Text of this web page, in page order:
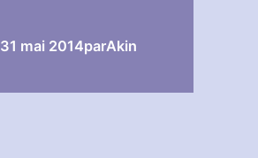
31 mai 2014parAkin